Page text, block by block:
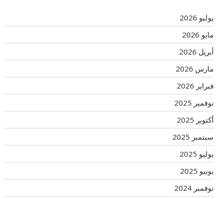
يوليو 2026
مايو 2026
أبريل 2026
مارس 2026
فبراير 2026
نوفمبر 2025
أكتوبر 2025
سبتمبر 2025
يوليو 2025
يونيو 2025
نوفمبر 2024